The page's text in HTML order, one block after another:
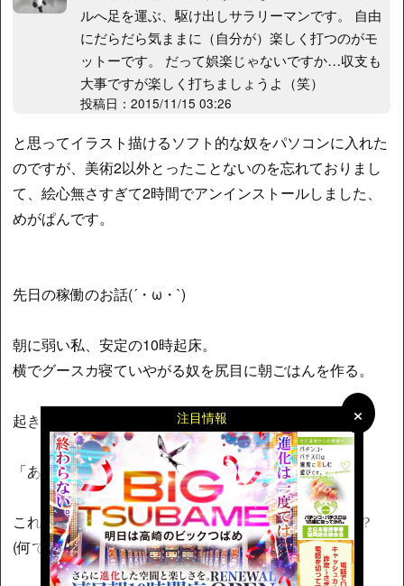
×
×
注目情報
ルへ足を運ぶ、駆け出しサラリーマンです。 自由
にだらだら気ままに（自分が）楽しく打つのがモ
ットーです。 だって娯楽じゃないですか…収支も
大事ですが楽しく打ちましょうよ（笑）
投稿日：2015/11/15 03:26
と思ってイラスト描けるソフト的な奴をパソコンに入れた
のですが、美術2以外とったことないのを忘れておりまし
て、絵心無さすぎて2時間でアンインストールしました、
めがぱんです。
先日の稼働のお話(´・ω・`)
朝に弱い私、安定の10時起床。
横でグースカ寝ていやがる奴を尻目に朝ごはんを作る。
起きないので、放置してご飯を食べていると
「あたしのは？」
これ、有るか無いかの確認じゃなくて、「あたしのは？
(何で用意してないの？)」って意味です。恐いです。